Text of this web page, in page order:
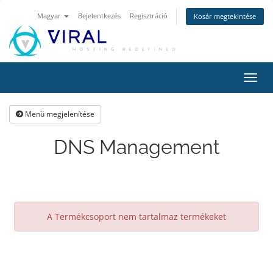
Magyar Bejelentkezés Regisztráció Kosár megtekintése
a
Menü megjelenítése
DNS Management
A Termékcsoport nem tartalmaz termékeket